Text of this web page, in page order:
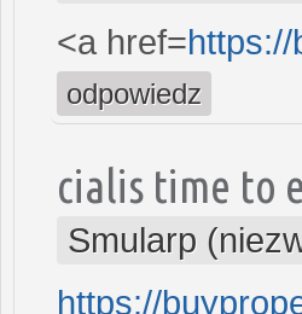
<a href=
odpowiedz
cialis time to
Smularp
https://